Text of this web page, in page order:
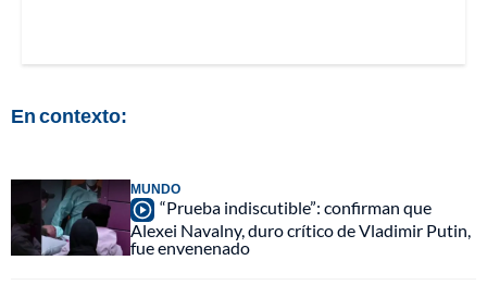
En contexto:
MUNDO
“Prueba indiscutible”: confirman que
Alexei Navalny, duro crítico de Vladimir Putin,
fue envenenado